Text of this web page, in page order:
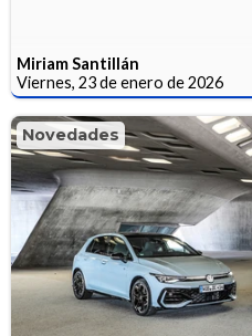
Miriam Santillán
Viernes, 23 de enero de 2026
Novedades